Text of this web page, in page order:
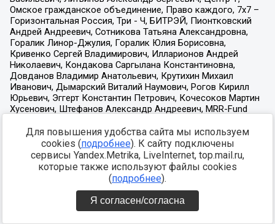
Для повышения удобства сайта мы используем
cookies (подробнее). К сайту подключены
сервисы Yandex.Metrika, LiveInternet, top.mail.ru,
которые также используют файлы cookies
(подробнее).
Я согласен/согласна